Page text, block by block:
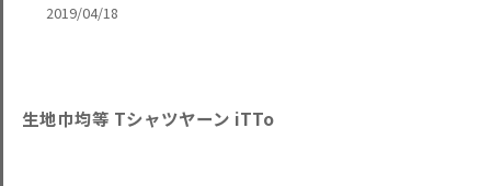
2019/04/18
生地巾均等 Tシャツヤーン iTTo